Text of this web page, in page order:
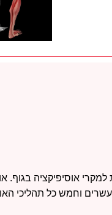
אוסיפיקציה בגוף.
וחמש כל תהליכי